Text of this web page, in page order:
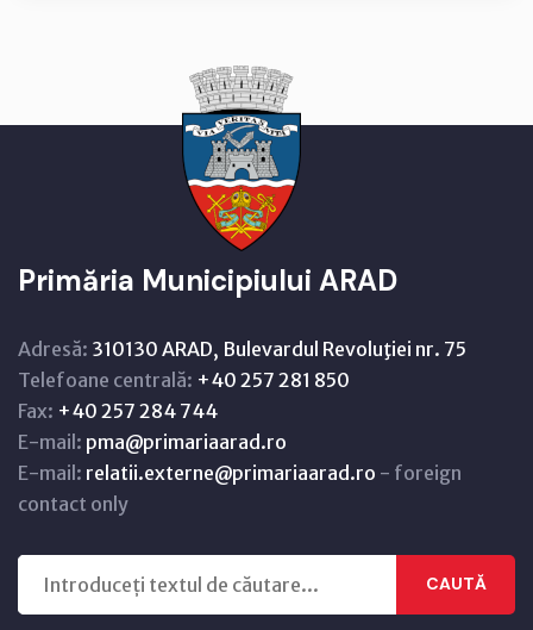
Primăria Municipiului ARAD
Adresă: 310130 ARAD, Bulevardul Revoluţiei nr. 75
Telefoane centrală: +40 257 281 850
Fax: +40 257 284 744
E-mail: pma@primariaarad.ro
E-mail: relatii.externe@primariaarad.ro - foreign
contact only
CAUTĂ